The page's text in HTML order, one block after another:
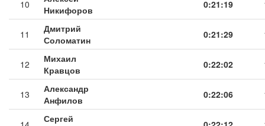
10
Никифоров
0:21:19
11
Дмитрий
Соломатин
0:21:29
12
Михаил
Кравцов
0:22:02
13
Александр
Анфилов
0:22:06
Сергей